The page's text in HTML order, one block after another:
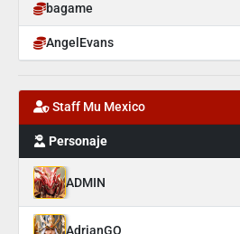
bagame
AngelEvans
Staff Mu Mexico
Personaje
ADMIN
AdrianGO